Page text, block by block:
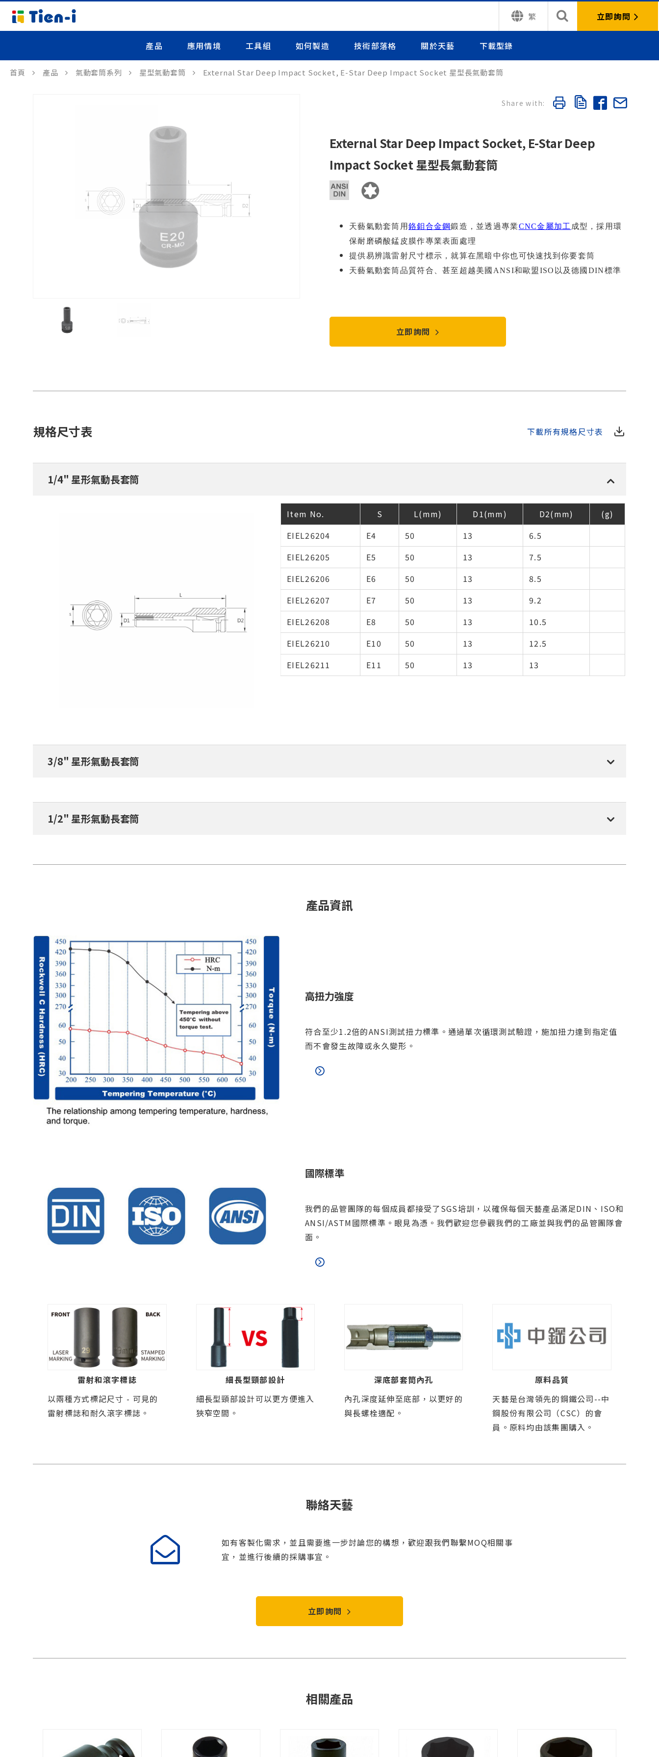
繁 立即詢問
產品 應用情境 工具組 如何製造 技術部落格 關於天藝 下載型錄
首頁 產品 氣動套筒系列 星型氣動套筒 External Star Deep Impact Socket, E-Star Deep Impact Socket 星型長氣動套筒
External Star Deep Impact Socket, E-Star Deep
Impact Socket 星型長氣動套筒
天藝氣動套筒用 鉻鉬合金鋼鍛造，並透過專業CNC金屬加工 成型，採用環
保耐磨磷酸錳皮膜作專業表面處理
提供易辨識雷射尺寸標示，就算在黑暗中你也可快速找到你要套筒
天藝氣動套筒品質符合、甚至超越美國 ANSI和歐盟 ISO 以及德國 DIN標準
立即詢問
規格尺寸表 下載所有規格尺寸表
1/4" 星形氣動長套筒
Item No. S L(mm) D1(mm) D2(mm)
(g)
EIEL26204
E4 50 13
6.5
EIEL26205
E5 50 13
7.5
EIEL26206
E6 50 13
8.5
EIEL26207
E7 50 13
9.2
EIEL26208
E8 50 13
10.5
EIEL26210
E10 50 13
12.5
EIEL26211
E11 50 13 13
3/8" 星形氣動長套筒
1/2" 星形氣動長套筒
產品資訊
高扭力強度
符合至少1.2倍的ANSI測試扭力標準。通過單次循環測試驗證，施加扭力達到指定值
而不會發生故障或永久變形。
國際標準
我們的品管團隊的每個成員都接受了SGS培訓，以確保每個天藝產品滿足DIN、ISO和
ANSI/ASTM國際標準。眼見為憑。我們歡迎您參觀我們的工廠並與我們的品管團隊會
面。
雷射和滾字標誌
以兩種方式標記尺寸 - 可見的
雷射標誌和耐久滾字標誌。
細長型頸部設計
細長型頸部設計可以更方便進入
狹窄空間。
深底部套筒內孔
內孔深度延伸至底部，以更好的
與長螺栓適配。
原料品質
天藝是台灣領先的鋼鐵公司--中
鋼股份有限公司（CSC）的會
員。原料均由該集團購入。
聯絡天藝
如有客製化需求，並且需要進一步討論您的構想，歡迎跟我們聯繫MOQ相關事
宜，並進行後續的採購事宜。
立即詢問
相關產品